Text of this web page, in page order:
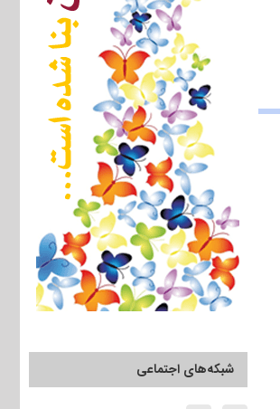
شبکه‌های اجتماعی